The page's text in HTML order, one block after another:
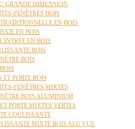
GRANDE DIMENSION
FENÊTRES BOIS
EN BOIS
EN BOIS
EN BOIS
BOIS
BOIS
ET PORTE BOIS
FENÊTRES MIXTES
BOIS ALUMINIUM
PORTE MIXTES VERTES
COULISSANTE
MIXTE BOIS ALU VUE